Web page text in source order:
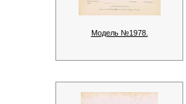
Модель №1978.